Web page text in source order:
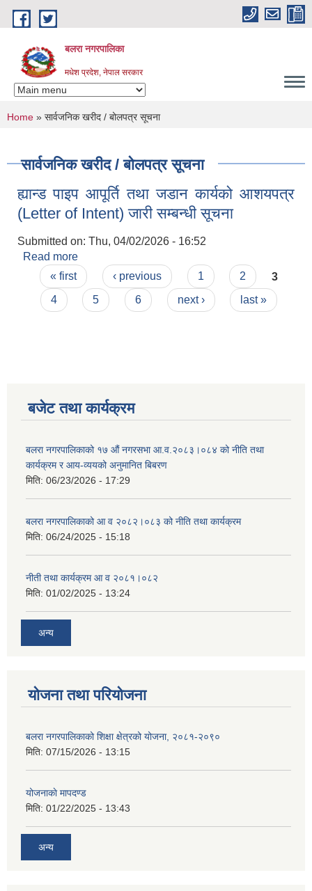
Skip to main content
बलरा नगरपालिका
मधेश प्रदेश, नेपाल सरकार
You are here
Home » सार्वजनिक खरीद / बोलपत्र सूचना
सार्वजनिक खरीद / बोलपत्र सूचना
ह्यान्ड पाइप आपूर्ति तथा जडान कार्यको आशयपत्र
(Letter of Intent) जारी सम्बन्धी सूचना
Submitted on: Thu, 04/02/2026 - 16:52
Read more
(Letter of Intent) जारी सम्बन्धी सूचना
Pages
« first ‹ previous 1 2
3
4
5 6 next › last »
बजेट तथा कार्यक्रम
बलरा नगरपालिकाको १७ औं नगरसभा आ.व.२०८३।०८४ को नीति तथा
कार्यक्रम र आय-व्ययको अनुमानित बिबरण
मिति: 06/23/2026 - 17:29
बलरा नगरपालिकाको आ व २०८२।०८३ को नीति तथा कार्यक्रम
मिति: 06/24/2025 - 15:18
नीती तथा कार्यक्रम आ व २०८१।०८२
मिति: 01/02/2025 - 13:24
अन्य
योजना तथा परियोजना
बलरा नगरपालिकाको शिक्षा क्षेत्रको योजना, २०८१-२०९०
मिति: 07/15/2026 - 13:15
योजनाकाे मापदण्ड
मिति: 01/22/2025 - 13:43
अन्य